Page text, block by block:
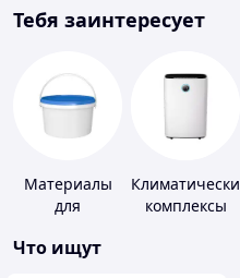
Тебя заинтересует
Материалы
для
полимерных
Климатические
комплексы
Что ищут